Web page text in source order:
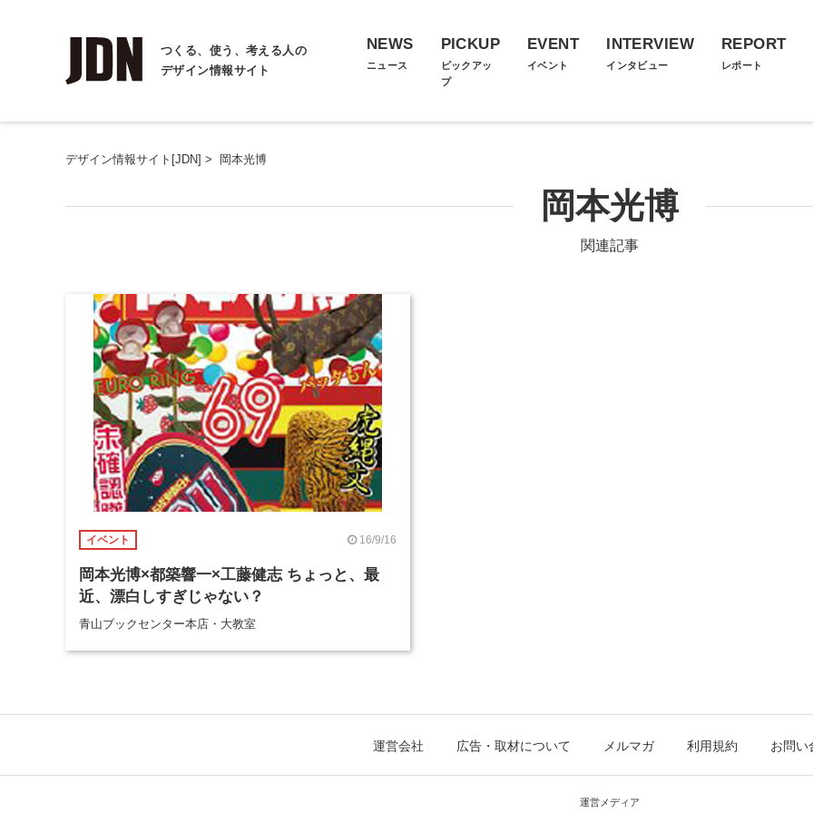
つくる、使う、考える人の
デザイン情報サイト
NEWS
ニュース
PICKUP
ピックアッ
プ
EVENT
イベント
INTERVIEW
インタビュー
REPORT
レポート
デザイン情報サイト[JDN] > 岡本光博
岡本光博
関連記事
イベント 16/9/16
岡本光博×都築響一×工藤健志 ちょっと、最
近、漂白しすぎじゃない？
青山ブックセンター本店・大教室
運営会社 広告・取材について メルマガ 利用規約 お問い
運営メディア